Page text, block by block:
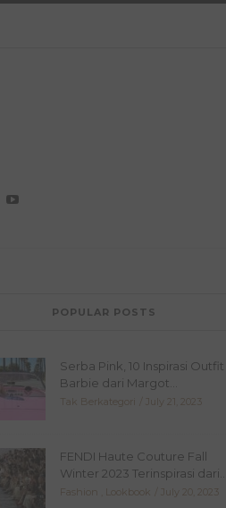
POPULAR POSTS
Serba Pink, 10 Inspirasi Outfit
Barbie dari Margot...
Tak Berkategori July 21, 2023
FENDI Haute Couture Fall
Winter 2023 Terinspirasi dari...
Fashion Lookbook July 20, 2023